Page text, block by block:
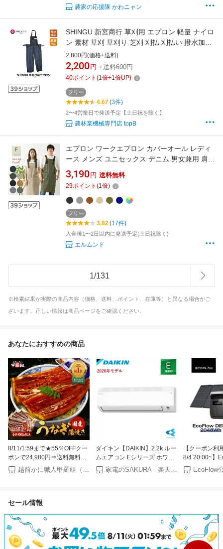
農家の応援隊 かわニャン
SHINGU 新宮商行 草刈用 エプロン 軽量 ナイロ
ン 素材 草刈 草刈り 芝刈 刈払 刈払い 撥水加工
ファスナーポケット付き 作業性に優れるズボン
形状 DIY 薪 薪割 薪ストーブ アクセサリー 農業
林業 バラ 花 花壇 庭いじり ガーデニング プロ
2,800円(価格+送料)
2,200 円 +送料600円
40ポイント (1倍+1倍UP)
フリー
4.67(3件)
2〜4営業日で発送予定【土日祝を除く】
農林業機械専門店 topB
エプロン ワークエプロン カバーオール レディ
ース メンズ ユニセックス デニム 男女兼用 肩掛
け 前掛け アウトドア BBQ レジャー キャンプ
ガーデニング ガーデンエプロン 店員 ショップ
おしゃれ かわいい 綿100％ 男性 女性 母の日 コ
ットン ギフト プレゼント FABORI
3,190 円 送料無料
29ポイント (1倍)
フリー
3.82(17件)
入金後1〜2日以内に発送予定(土日祝除く)
エルムンド
1/131
※検索結果が実際の商品内容（価格、送料、ポイント、在庫等）と異なる場合がご
ざいます。正しい情報は商品ページをご確認ください。
あなたにおすすめの商品
8/11/1:59まで★55％OFFクー
ポンで24,980円⇒送料無料
11,241円！お中元 ギフト 希少
な 国産 うなぎ 蒲焼き 超特大
越前かに職人甲羅組（DENSHOKU）
ダイキン【DAIKIN】2.2k ルー
ムエアコン Eシリーズ ホワイ
ト おもに6畳用 単相100V
S226ATES-W【2026年モデ
家電のSAKURA 楽天市場店
【クーポン利
8/4 20:00~】
ブル電源 ソー
ト DELTA 3
EcoFlow
セール情報